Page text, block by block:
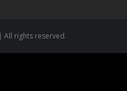
All rights reserved.